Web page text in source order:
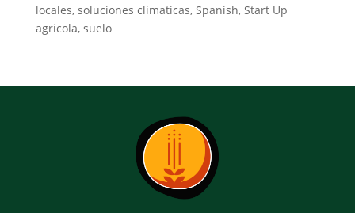
locales, soluciones climaticas, Spanish, Start Up
agricola, suelo